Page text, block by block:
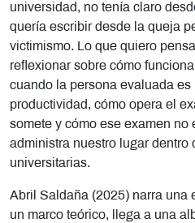
universidad, no tenía claro
quería escribir desde la queja
victimismo. Lo que quiero
reflexionar sobre cómo
cuando la persona evaluada
productividad, cómo opera el
somete y cómo ese examen no
administra nuestro lugar dentro
universitarias.
Abril Saldaña (2025) narra una
un marco teórico, llega a una